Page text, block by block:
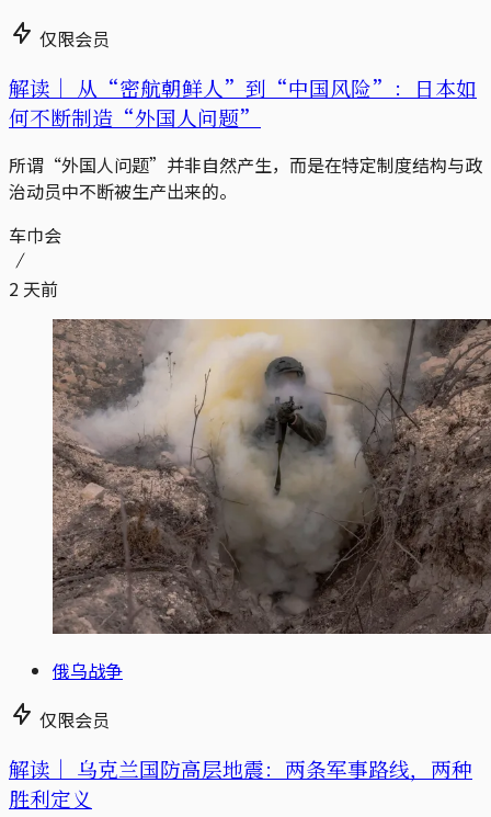
仅限会员
解读｜ 从“密航朝鲜人”到“中国风险”：日本如
何不断制造“外国人问题”
所谓“外国人问题”并非自然产生，而是在特定制度结构与政
治动员中不断被生产出来的。
车巾会
2 天前
俄乌战争
仅限会员
解读｜ 乌克兰国防高层地震：两条军事路线，两种
胜利定义